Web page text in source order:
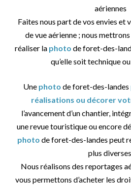
aériennes
Faites nous part de vos envies et
de vue aérienne ; nous
réaliser la photo de foret-des-
qu’elle soit technique
Une photo de foret-des-landes
réalisations ou décorer
l’avancement d’un chantier,
une revue touristique ou encore
photo de foret-des-landes peut
plus diverses.
Nous réalisons des reportages
vous permettons d’acheter les